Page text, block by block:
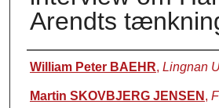
Arendts
Authors
William Peter BAEHR, Lingnan
Martin SKOVBJERG JENSEN ,